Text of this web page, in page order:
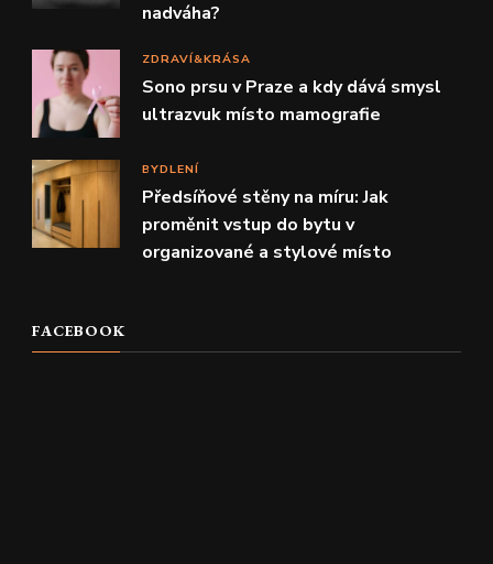
nadváha?
ZDRAVÍ&KRÁSA
Sono prsu v Praze a kdy dává smysl
ultrazvuk místo mamografie
BYDLENÍ
Předsíňové stěny na míru: Jak
proměnit vstup do bytu v
organizované a stylové místo
FACEBOOK